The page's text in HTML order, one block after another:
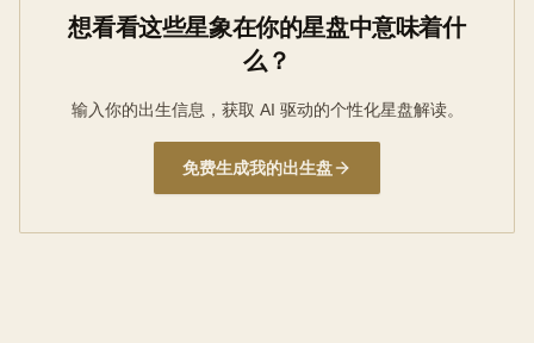
想看看这些星象在你的星盘中意味着什
么？
输入你的出生信息，获取 AI 驱动的个性化星盘解读。
免费生成我的出生盘